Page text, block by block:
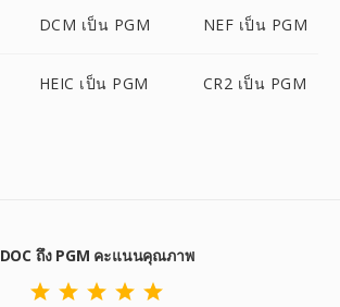
DCM เป็น PGM NEF เป็น PGM
HEIC เป็น PGM CR2 เป็น PGM
DOC ถึง PGM คะแนนคุณภาพ